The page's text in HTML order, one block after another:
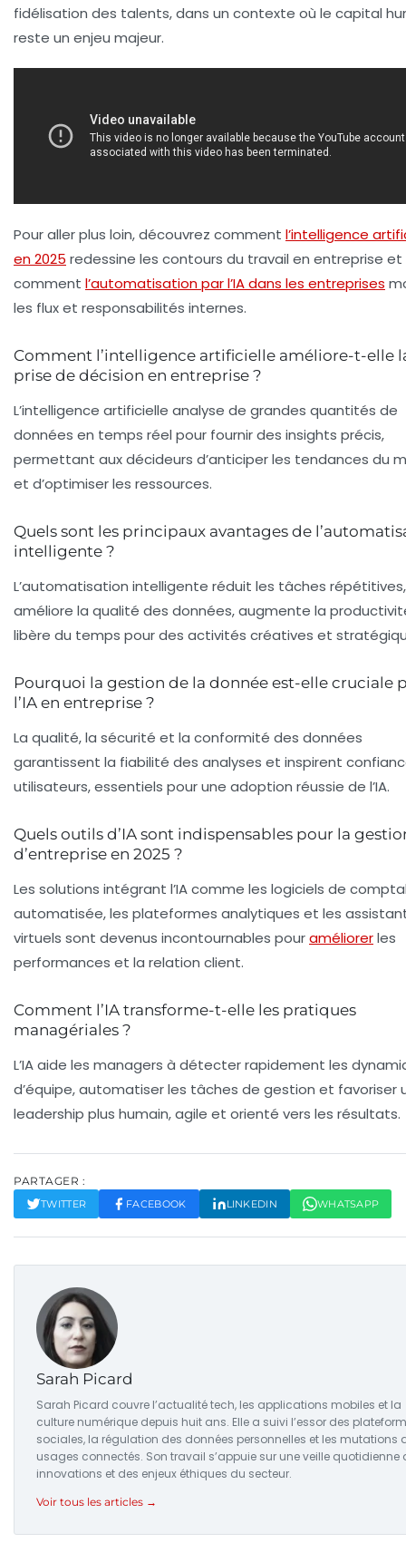
fidélisation des talents, dans un contexte où le capital
reste un enjeu majeur.
Pour aller plus loin, découvrez comment l’intelligence
en 2025 redessine les contours du travail en entreprise et
comment l’automatisation par l’IA dans les entreprises
les flux et responsabilités internes.
Comment l’intelligence artificielle améliore-t-elle
prise de décision en entreprise ?
L’intelligence artificielle analyse de grandes quantités de
données en temps réel pour fournir des insights précis,
permettant aux décideurs d’anticiper les tendances du
et d’optimiser les ressources.
Quels sont les principaux avantages de
intelligente ?
L’automatisation intelligente réduit les tâches répétitives,
améliore la qualité des données, augmente la
libère du temps pour des activités créatives et
Pourquoi la gestion de la donnée est-elle cruciale
l’IA en entreprise ?
La qualité, la sécurité et la conformité des données
garantissent la fiabilité des analyses et inspirent
utilisateurs, essentiels pour une adoption réussie de l’IA.
Quels outils d’IA sont indispensables pour la
d’entreprise en 2025 ?
Les solutions intégrant l’IA comme les logiciels de
automatisée, les plateformes analytiques et les
virtuels sont devenus incontournables pouraméliorerles
performances et la relation client.
Comment l’IA transforme-t-elle les pratiques
managériales ?
L’IA aide les managers à détecter rapidement les
d’équipe, automatiser les tâches de gestion et favoriser
leadership plus humain, agile et orienté vers les résultats.
PARTAGER :
TWITTER FACEBOOK LINKEDIN WHATSAPP
Sarah Picard
Sarah Picard couvre l’actualité tech, les applications mobiles et la
culture numérique depuis huit ans. Elle a suivi l’essor des
sociales, la régulation des données personnelles et les mutations
usages connectés. Son travail s’appuie sur une veille quotidienne
innovations et des enjeux éthiques du secteur.
Voir tous les articles →